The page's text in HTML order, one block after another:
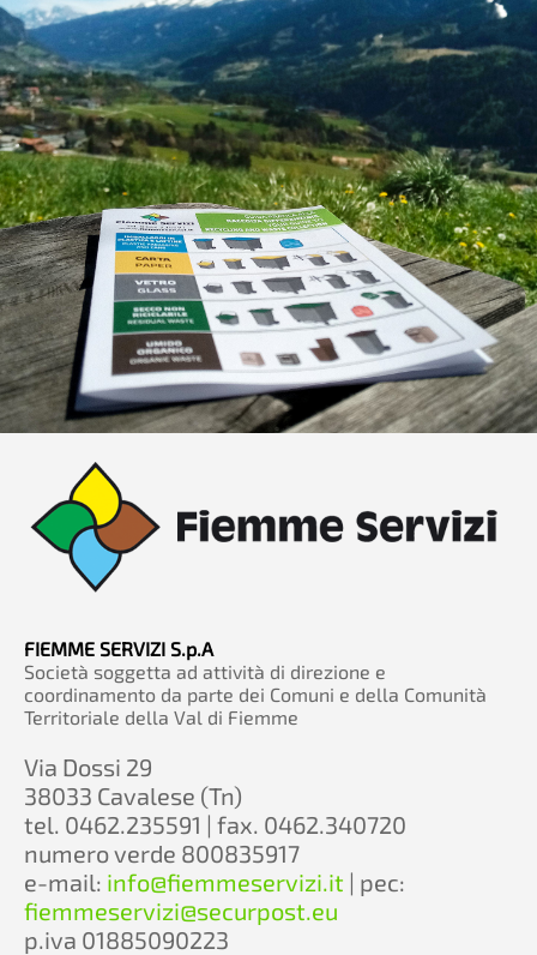
FIEMME SERVIZI S.p.A
Società soggetta ad attività di direzione e
coordinamento da parte dei Comuni e della Comunità
Territoriale della Val di Fiemme
Via Dossi 29
38033 Cavalese (Tn)
tel. 0462.235591 | fax. 0462.340720
numero verde 800835917
e-mail: info@fiemmeservizi.it | pec:
fiemmeservizi@securpost.eu
p.iva 01885090223